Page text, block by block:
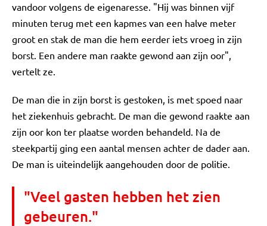
vandoor volgens de eigenaresse. "Hij was binnen vijf
minuten terug met een kapmes van een halve meter
groot en stak de man die hem eerder iets vroeg in zijn
borst. Een andere man raakte gewond aan zijn oor",
vertelt ze.
De man die in zijn borst is gestoken, is met spoed naar
het ziekenhuis gebracht. De man die gewond raakte aan
zijn oor kon ter plaatse worden behandeld. Na de
steekpartij ging een aantal mensen achter de dader aan.
De man is uiteindelijk aangehouden door de politie.
"Veel gasten hebben het zien
gebeuren."